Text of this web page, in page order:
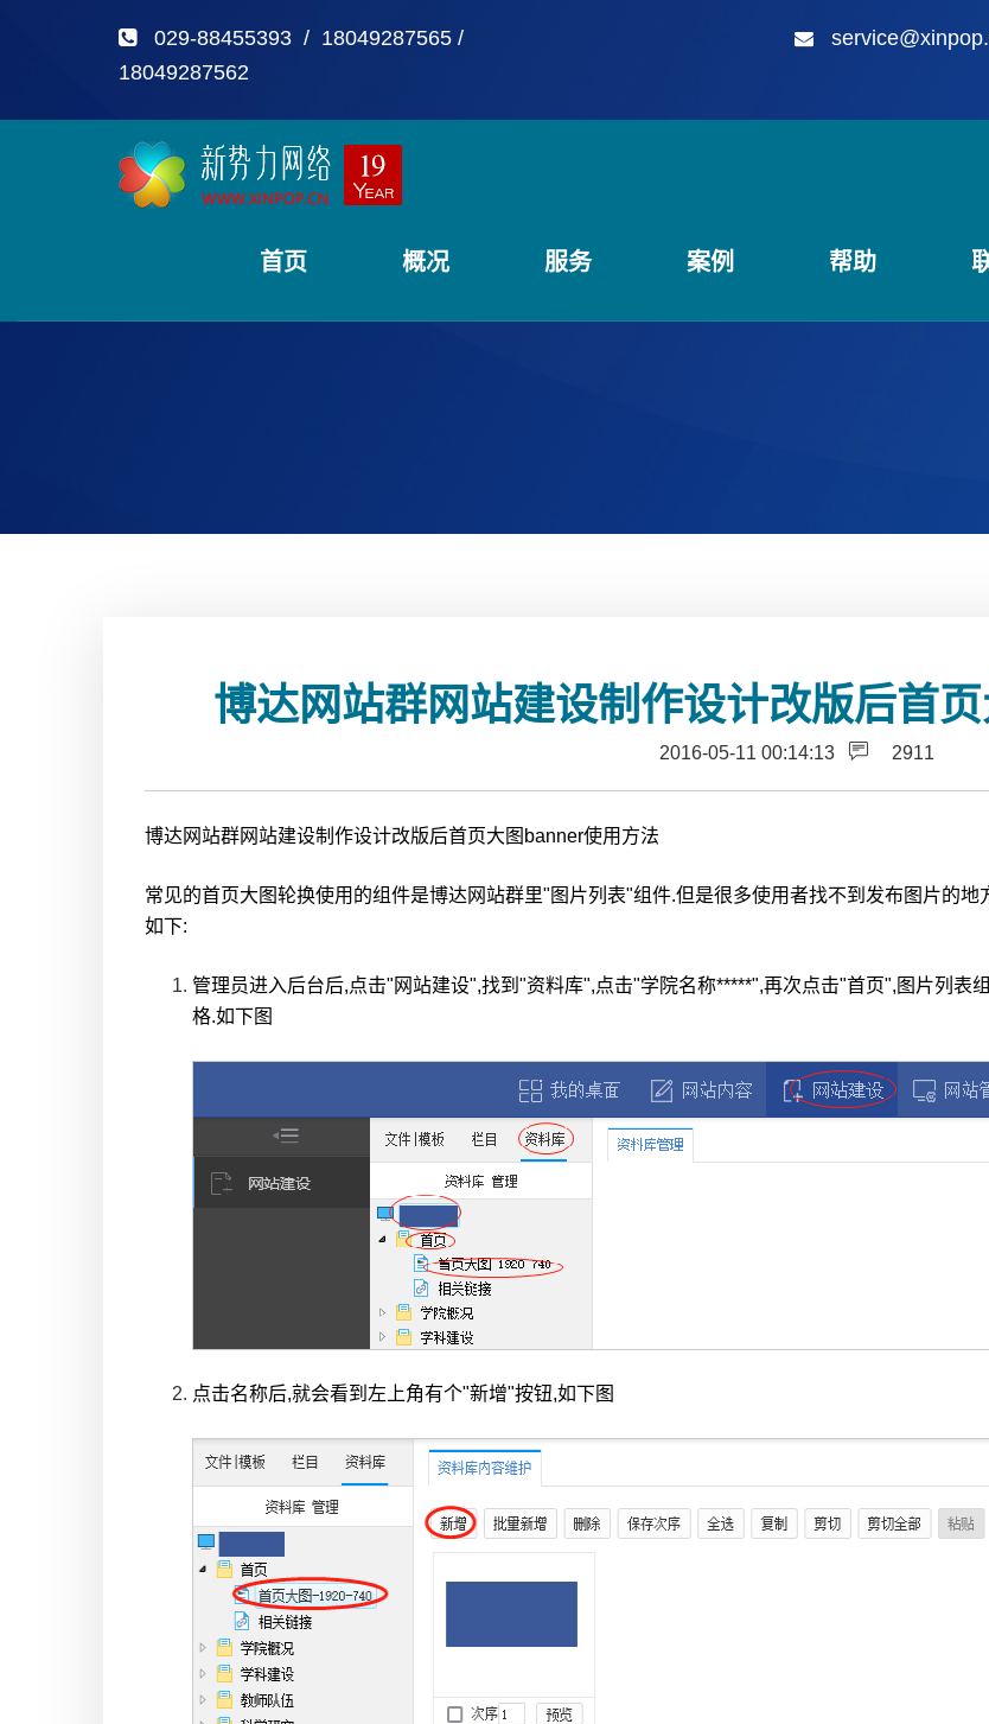
029-88455393 / 18049287565 /
18049287562
首页 概况 服务 案例 帮助
博达网站群网站建设制作设计改版后首
2016-05-11 00:14:13 2911
博达网站群网站建设制作设计改版后首页大图banner使用方法
常见的首页大图轮换使用的组件是博达网站群里"图片列表"组件.但是很多使用者找不到发布图片的
如下:
管理员进入后台后,点击"网站建设",找到"资料库",点击"学院名称*****",再次点击"首页",图片列表
格.如下图
点击名称后,就会看到左上角有个"新增"按钮,如下图